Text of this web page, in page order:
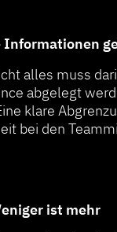
alles muss
abgelegt
klare
bei den
ist mehr